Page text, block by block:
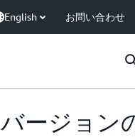
English お問い合わせ
ージョン